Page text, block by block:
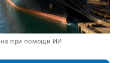
при помощи ИИ